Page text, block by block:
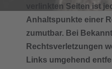
verlinkten Seiten ist
Anhaltspunkte einer
zumutbar. Bei
Rechtsverletzungen
Links umgehend